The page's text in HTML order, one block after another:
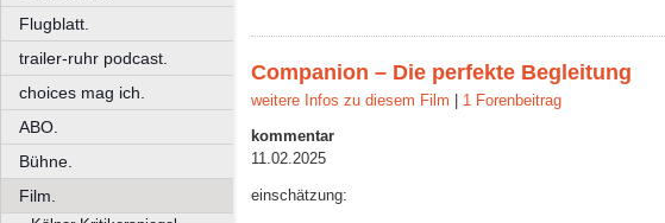
Flugblatt.
trailer-ruhr podcast.
choices mag ich.
ABO.
Bühne.
Film.
Companion – Die perfekte Begleitung
weitere Infos zu diesem Film 1 Forenbeitrag
kommentar
11.02.2025
einschätzung: